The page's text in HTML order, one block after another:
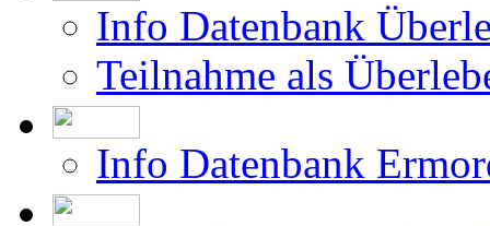
Info Datenbank
Teilnahme als
Info Datenbank